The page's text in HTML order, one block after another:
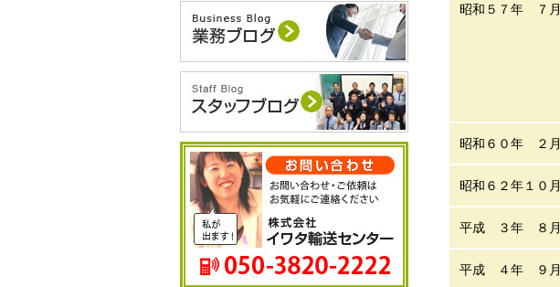
昭和５７年 ７月
昭和６０年 ２月
昭和６２年１０月
平成 ３年 ８月
平成 ４年 ９月